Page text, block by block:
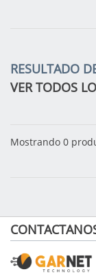
RESULTADO
VER TODOS
Mostrando 0